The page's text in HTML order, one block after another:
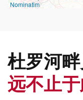
Nominatim
杜罗河
远不止